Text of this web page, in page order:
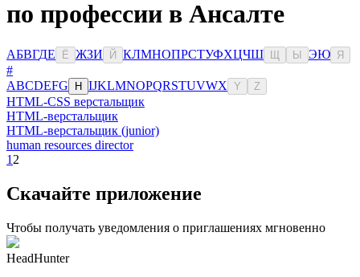
по профессии в Ансалте
АБВГДЕ Ё ЖЗИ Й КЛМНОПРСТУФХЦЧШ Ы ЭЮ Я
#
ABCDEFG H IJKLMNOPQRSTUVWX Y Z
HTML-CSS верстальщик
HTML-верстальщик
HTML-верстальщик (junior)
human resources director
1 2
Скачайте приложение
Чтобы получать уведомления о приглашениях мгновенно
HeadHunter